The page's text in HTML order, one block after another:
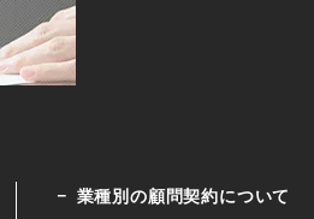
業種別の顧問契約について